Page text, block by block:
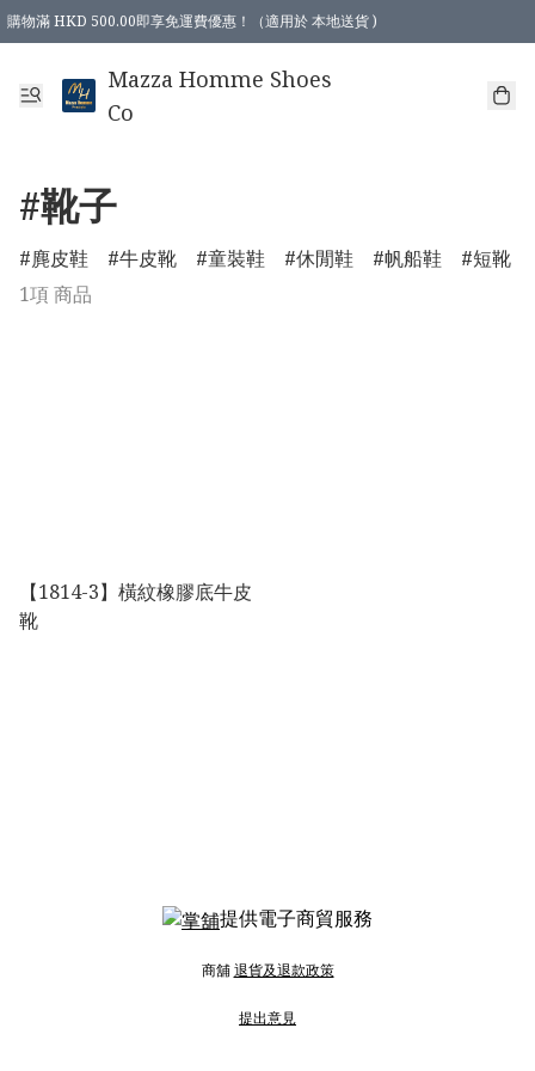
購物滿 HKD 500.00即享免運費優惠！（適用於 本地送貨 )
Mazza Homme Shoes
Co
#靴子
麂皮鞋 牛皮靴 童裝鞋 休閒鞋 帆船鞋
短靴
1項 商品
【1814-3】橫紋橡膠底牛皮
靴
提供電子商貿服務
商舖退貨及退款政策
提出意見